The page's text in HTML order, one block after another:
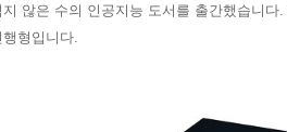
않은 수의 인공지능 도서를 출간했습니다.
형입니다.